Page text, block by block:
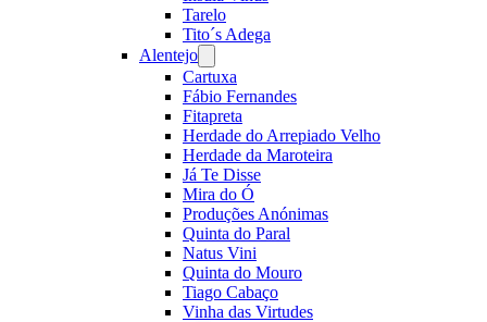
Tarelo
Tito´s Adega
Alentejo
menu
Cartuxa
Fábio Fernandes
Fitapreta
Herdade do Arrepiado Velho
Herdade da Maroteira
Já Te Disse
Mira do Ó
Produções Anónimas
Quinta do Paral
Natus Vini
Quinta do Mouro
Tiago Cabaço
Vinha das Virtudes